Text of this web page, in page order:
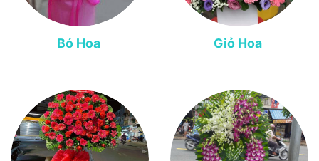
Bó Hoa Giỏ Hoa